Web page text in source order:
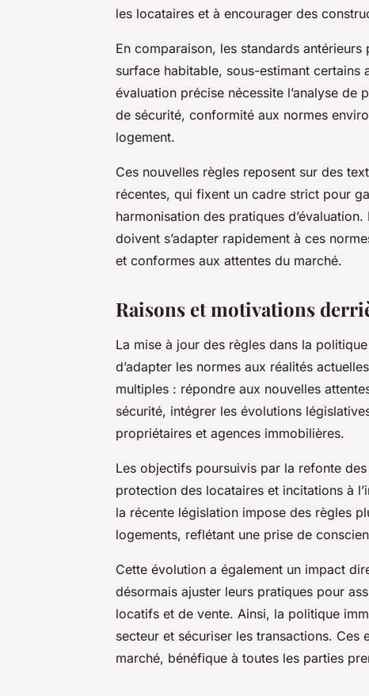
les locataires et à encourager des
En comparaison, les standards
surface habitable, sous-estimant certains
évaluation précise nécessite l’analyse
de sécurité, conformité aux normes
logement.
Ces nouvelles règles reposent sur des
récentes, qui fixent un cadre strict pour
harmonisation des pratiques
doivent s’adapter rapidement à ces
et conformes aux attentes du marché.
Raisons et motivations
La mise à jour des règles dans la
d’adapter les normes aux réalités
multiples : répondre aux nouvelles
sécurité, intégrer les évolutions
propriétaires et agences immobilières.
Les objectifs poursuivis par la refonte
protection des locataires et incitations à
la récente législation impose des règles
logements, reflétant une prise de
Cette évolution a également un impact
désormais ajuster leurs pratiques pour
locatifs et de vente. Ainsi, la politique
secteur et sécuriser les transactions.
marché, bénéfique à toutes les parties